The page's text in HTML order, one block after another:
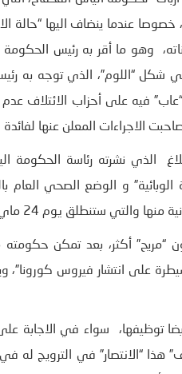
وغير مسبوقة فرضها وباء الكورونا ( الكوفي- 19)، خصوصا
وهو ما أقر به رئيس
شكل “اللوم”، الذي توجه به
فيه على أحزاب الائتلاف عدم
الاجراءات المعلن عنها لفائدة
الذي نشرته رئاسة الحكومة
و الوضع الصحي العام
ستنطلق يوم 24 ماي الجاري.
أكثر، بعد تمكن حكومته
على انتشار فيروس كورونا”،
توظيفها، سواء في الاجابة
“الانتصار” في الترويج له